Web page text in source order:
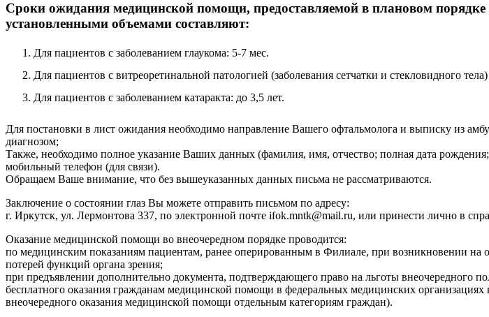
Сроки ожидания медицинской помощи, предоставляемой в плановом порядке
установленными объемами составляют:
Для пациентов с заболеванием глаукома: 5-7 мес.
Для пациентов с витреоретинальной патологией (заболевания сетчатки и стекловидного
Для пациентов с заболеванием катаракта: до 3,5 лет.
Для постановки в лист ожидания необходимо направление Вашего офтальмолога и выписку из
диагнозом;
Также, необходимо полное указание Ваших данных (фамилия, имя, отчество; полная дата
мобильный телефон (для связи).
Обращаем Ваше внимание, что без вышеуказанных данных письма не рассматриваются.
Заключение о состоянии глаз Вы можете отправить письмом по адресу:
г. Иркутск, ул. Лермонтова 337, по электронной почте ifok.mntk@mail.ru, или принести лично в
Оказание медицинской помощи во внеочередном порядке проводится:
по медицинским показаниям пациентам, ранее оперированным в Филиале, при возникновении
потерей функций органа зрения;
при предъявлении дополнительно документа, подтверждающего право на льготы внеочередного
бесплатного оказания гражданам медицинской помощи в федеральных медицинских
внеочередного оказания медицинской помощи отдельным категориям граждан).